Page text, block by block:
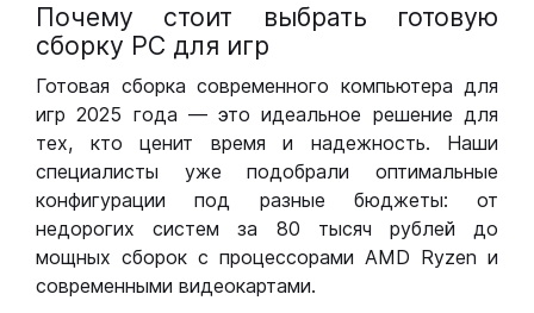
Почему стоит выбрать готовую
сборку РС для игр
Готовая сборка современного компьютера для
игр 2025 года — это идеальное решение для
тех, кто ценит время и надежность. Наши
специалисты уже подобрали оптимальные
конфигурации под разные бюджеты: от
недорогих систем за 80 тысяч рублей до
мощных сборок с процессорами AMD Ryzen и
современными видеокартами.